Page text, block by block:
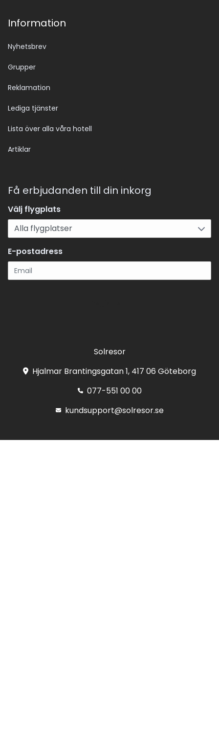
Information
Nyhetsbrev
Grupper
Reklamation
Lediga tjänster
Lista över alla våra hotell
Artiklar
Få erbjudanden till din inkorg
Välj flygplats
E-postadress
Solresor
Hjalmar Brantingsgatan 1, 417 06 Göteborg
077-551 00 00
kundsupport@solresor.se